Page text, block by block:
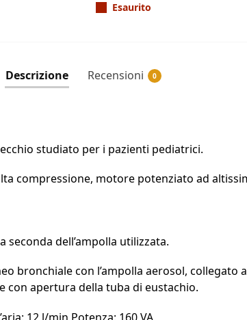
Esaurito
Descrizione Recensioni 0
studiato per i pazienti pediatrici.
compressione, motore potenziato ad
dell’ampolla utilizzata.
bronchiale con l’ampolla aerosol, collegato
con apertura della tuba di eustachio.